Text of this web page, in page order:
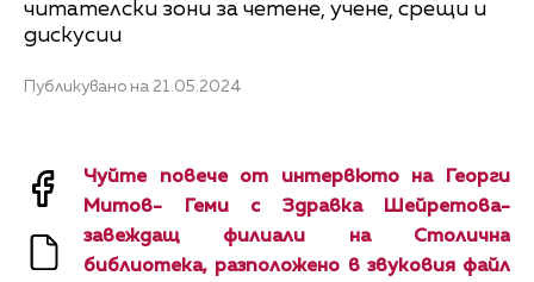
читателски зони за четене, учене, срещи и
дискусии
Публикувано на 21.05.2024
Чуйте повече от интервюто на Георги
Митов- Геми с Здравка Шейретова-
завеждащ филиали на Столична
библиотека, разположено в звуковия файл